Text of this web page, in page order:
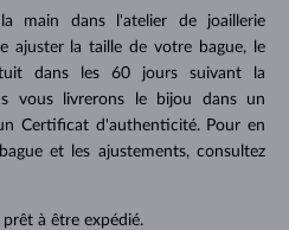
main dans l'atelier de joaillerie
ajuster la taille de votre bague, le
dans les 60 jours suivant la
vous livrerons le bijou dans un
Certificat d'authenticité. Pour en
et les ajustements, consultez
à être expédié.